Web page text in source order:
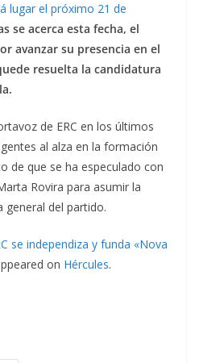
lugar el próximo 21 de
se acerca esta fecha, el
avanzar su presencia en el
resuelta la candidatura
de ERC en los últimos
al alza en la formación
de que se ha especulado con
Rovira para asumir la
general del partido.
se independiza y funda «Nova
on Hércules.